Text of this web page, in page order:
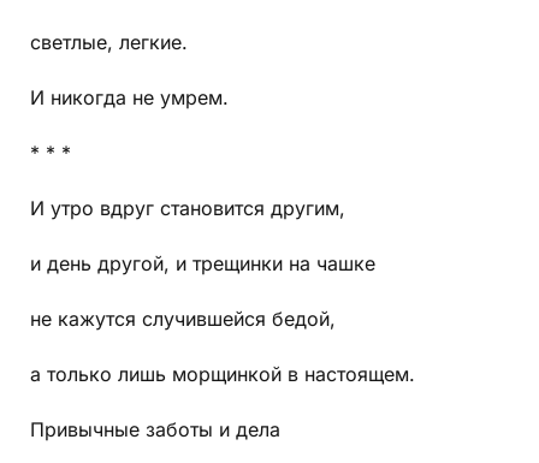
светлые, легкие.
И никогда не умрем.
* * *
И утро вдруг становится другим,
и день другой, и трещинки на чашке
не кажутся случившейся бедой,
а только лишь морщинкой в настоящем.
Привычные заботы и дела